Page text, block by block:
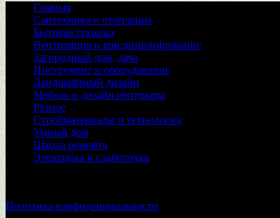
Главная
Сантехника и отопление
Бытовая техника
Вентиляция и кондиционирование
Загородный дом, дача
Инструмент и оборудование
Ландшафтный дизайн
Мебель и дизайн интерьера
Разное
Стройматериалы и технологии
Умный дом
Школа ремонта
Электрика и слаботочка
Политика конфиденциальности